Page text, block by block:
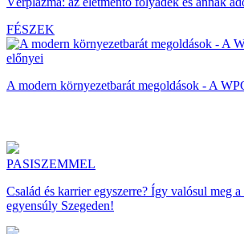
FÉSZEK
A modern környezetbarát megoldások - A
PASISZEMMEL
Család és karrier egyszerre? Így valósul meg
egyensúly Szegeden!